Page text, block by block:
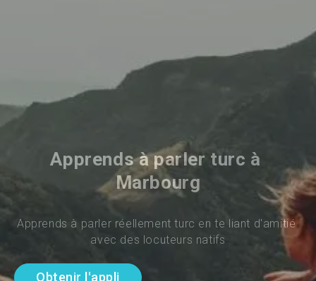
Apprends à parler turc à
Marbourg
Apprends à parler réellement turc en te liant d'amitié
avec des locuteurs natifs
Obtenir l'appli